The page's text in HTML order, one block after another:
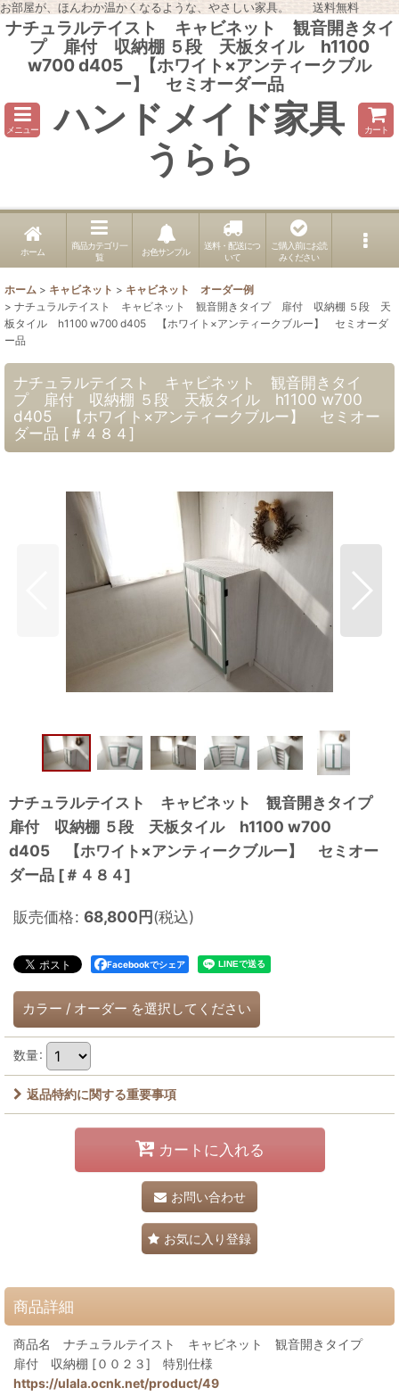
お部屋が、ほんわか温かくなるような、やさしい家具。 送料無料
ナチュラルテイスト キャビネット 観音開きタイ
プ 扉付 収納棚 ５段 天板タイル h1100
w700 d405 【ホワイト×アンティークブル
ー】 セミオーダー品
メニュー ハンドメイド家具
うらら
カート
ホーム
商品カテゴリ一
覧
お色サンプル
送料・配送につ
いて
ご購入前にお読
みください
ホーム > キャビネット > キャビネット オーダー例
> ナチュラルテイスト キャビネット 観音開きタイプ 扉付 収納棚 ５段 天
板タイル h1100 w700 d405 【ホワイト×アンティークブルー】 セミオーダ
ー品
ナチュラルテイスト キャビネット 観音開きタイ
プ 扉付 収納棚 ５段 天板タイル h1100 w700
d405 【ホワイト×アンティークブルー】 セミオー
ダー品 [＃４８４]
ナチュラルテイスト キャビネット 観音開きタイプ
扉付 収納棚 ５段 天板タイル h1100 w700
d405 【ホワイト×アンティークブルー】 セミオー
ダー品 [＃４８４]
販売価格: 68,800円(税込)
Facebookでシェア
カラー / オーダー を選択してください
数量:
返品特約に関する重要事項
カートに入れる
お問い合わせ
お気に入り登録
商品詳細
商品名 ナチュラルテイスト キャビネット 観音開きタイプ
扉付 収納棚 [００２３] 特別仕様
https://ulala.ocnk.net/product/49